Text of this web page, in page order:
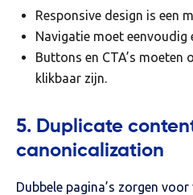
Responsive design is een
Navigatie moet eenvoudig
Buttons en CTA’s moeten
klikbaar zijn.
5. Duplicate
canonicalization
Dubbele pagina’s zorgen